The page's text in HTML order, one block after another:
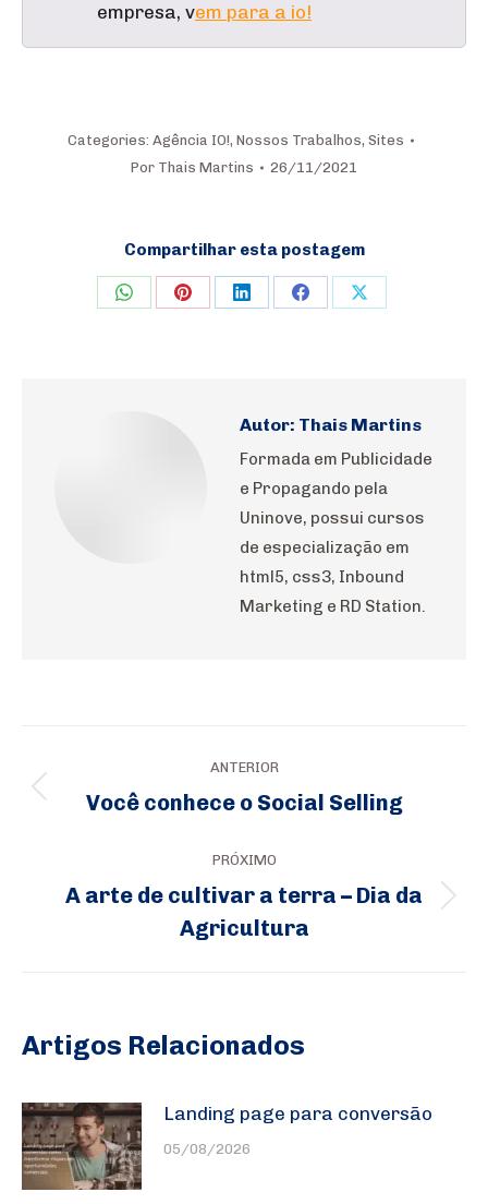
empresa, vem para a io!
Categories: Agência IO!, Nossos Trabalhos, Sites
Por Thais Martins 26/11/2021
Compartilhar esta postagem
Share Share Share Share Share
Autor: Thais Martins
Formada em Publicidade
e Propagando pela
Uninove, possui cursos
de especialização em
html5, css3, Inbound
Marketing e RD Station.
de
ANTERIOR
Post
Você conhece o Social Selling
PRÓXIMO
A arte de cultivar a terra – Dia da
Agricultura
Artigos Relacionados
Landing page para conversão
05/08/2026